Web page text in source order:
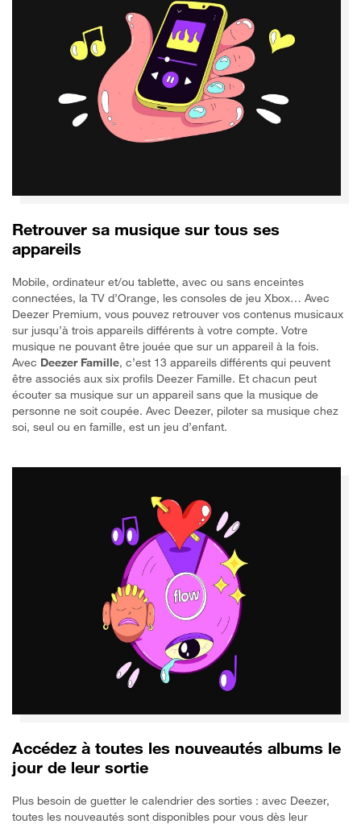
Retrouver sa musique sur tous ses
appareils
Mobile, ordinateur et/ou tablette, avec ou sans enceintes
connectées, la TV d’Orange, les consoles de jeu Xbox… Avec
Deezer Premium, vous pouvez retrouver vos contenus musicaux
sur jusqu’à trois appareils différents à votre compte. Votre
musique ne pouvant être jouée que sur un appareil à la fois.
Avec Deezer Famille, c’est 13 appareils différents qui peuvent
être associés aux six profils Deezer Famille. Et chacun peut
écouter sa musique sur un appareil sans que la musique de
personne ne soit coupée. Avec Deezer, piloter sa musique chez
soi, seul ou en famille, est un jeu d’enfant.
Accédez à toutes les nouveautés albums le
jour de leur sortie
Plus besoin de guetter le calendrier des sorties : avec Deezer,
toutes les nouveautés sont disponibles pour vous dès leur